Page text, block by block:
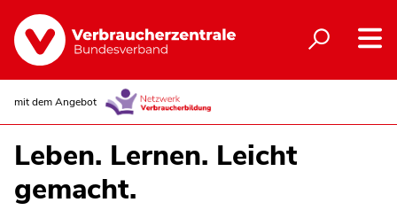
mit dem Angebot
Leben. Lernen. Leicht
gemacht.